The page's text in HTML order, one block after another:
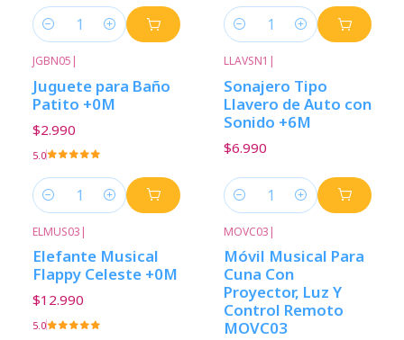
Cantidad Cantidad
JGBN05 |
Juguete para Baño
Patito +0M
$2.990
5.0
Cantidad
LLAVSN1 |
Sonajero Tipo
Llavero de Auto con
Sonido +6M
$6.990
Cantidad
ELMUS03 |
Elefante Musical
Flappy Celeste +0M
$12.990
5.0
MOVC03 |
Móvil Musical Para
Cuna Con
Proyector, Luz Y
Control Remoto
MOVC03